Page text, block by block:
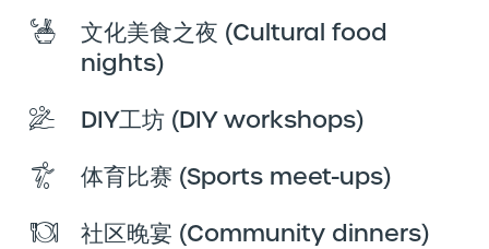
文化美食之夜 (Cultural food
nights)
DIY工坊 (DIY workshops)
体育比赛 (Sports meet-ups)
社区晚宴 (Community dinners)